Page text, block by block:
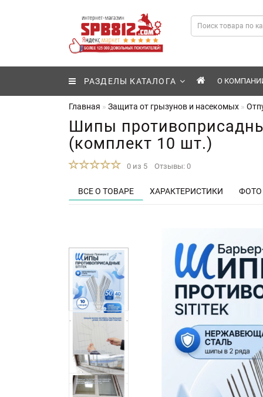
РАЗДЕЛЫ КАТАЛОГА О
Главная Защита от грызунов и насекомых
Шипы
(комплект 10 шт.)
0 из 5 Отзывы: 0
ВСЕ О ТОВАРЕ ХАРАКТЕРИСТИКИ ФОТО